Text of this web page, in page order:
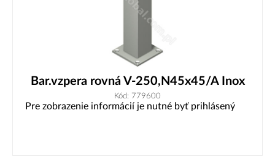
Bar.vzpera rovná V-250,N45x45/A Inox
Kód: 779600
Pre zobrazenie informácií je nutné byť prihlásený